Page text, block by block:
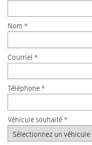
Nom *
Courriel *
Téléphone *
Véhicule souhaité *